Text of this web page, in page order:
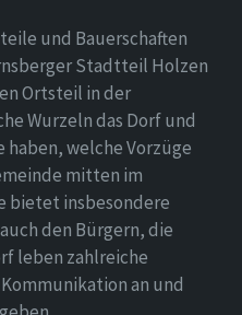
und Bauerschaften
Stadtteil Holzen
Ortsteil in der
Wurzeln das Dorf und
welche Vorzüge
mitten im
bietet insbesondere
den Bürgern, die
leben zahlreiche
an und